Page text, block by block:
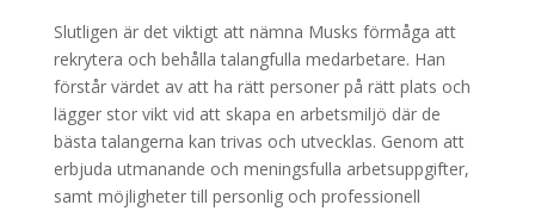
Slutligen är det viktigt att nämna Musks förmåga att
rekrytera och behålla talangfulla medarbetare. Han
förstår värdet av att ha rätt personer på rätt plats och
lägger stor vikt vid att skapa en arbetsmiljö där de
bästa talangerna kan trivas och utvecklas. Genom att
erbjuda utmanande och meningsfulla arbetsuppgifter,
samt möjligheter till personlig och professionell